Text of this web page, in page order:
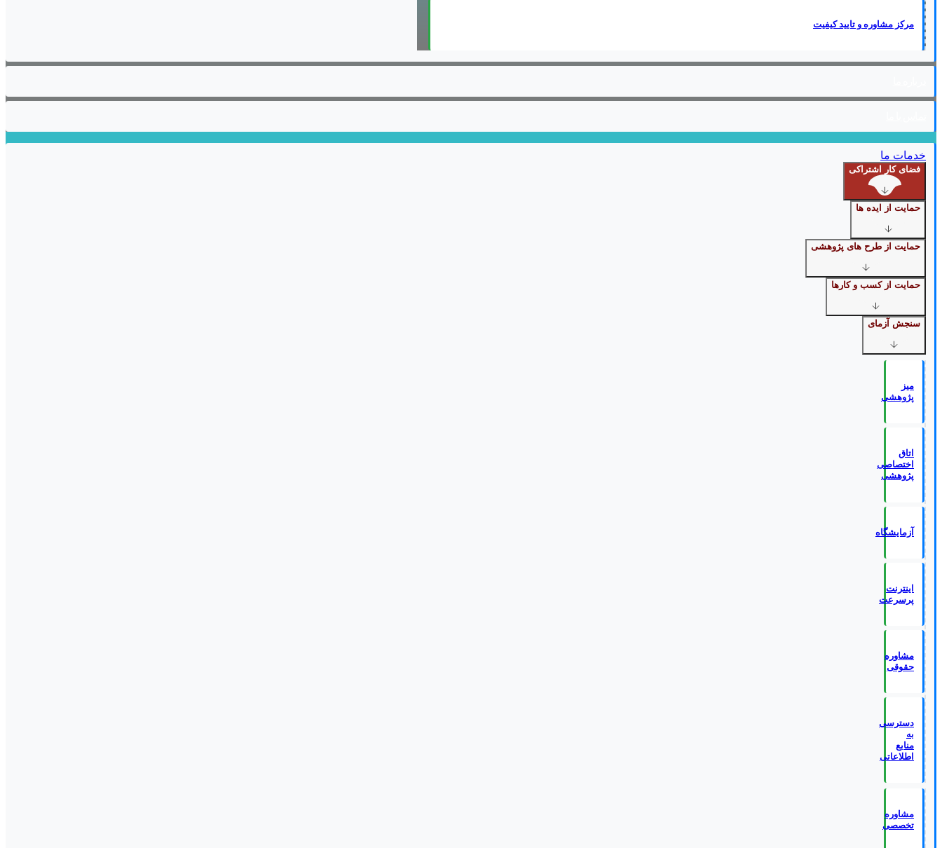
مرکز مشاوره و تایید کیفیت
خدمات ما
فضای کار اشتراکی
حمایت از ایده ها
حمایت از طرح های پژوهشی
حمایت از کسب و کارها
سنجش آزمای
میز
پژوهشی
اتاق
اختصاصی
پژوهشی
آزمایشگاه
اینترنت
پرسرعت
مشاوره
حقوقی
دسترسی
به
منابع
اطلاعاتی
مشاوره
تخصصی